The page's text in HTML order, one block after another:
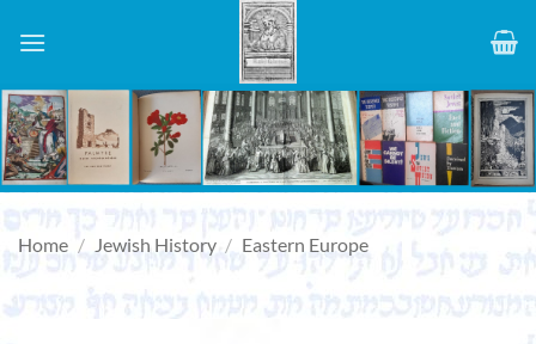
Home / Jewish History / Eastern Europe